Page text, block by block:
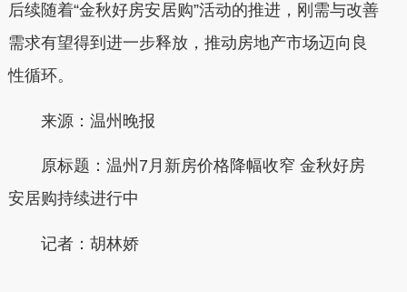
后续随着“金秋好房安居购”活动的推进，刚需与改善
需求有望得到进一步释放，推动房地产市场迈向良
性循环。
来源：温州晚报
原标题：温州7月新房价格降幅收窄 金秋好房
安居购持续进行中
记者：胡林娇